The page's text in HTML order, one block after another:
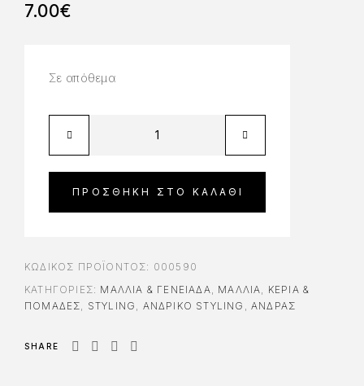
7.00€
Σε απόθεμα
ΠΡΟΣΘΉΚΗ ΣΤΟ ΚΑΛΆΘΙ
ΚΩΔΙΚΌΣ ΠΡΟΪΌΝΤΟΣ: 000590
ΚΑΤΗΓΟΡΊΕΣ: ΜΑΛΛΙΆ & ΓΕΝΕΙΆΔΑ, ΜΑΛΛΙΑ, ΚΕΡΙΆ &
ΠΟΜΆΔΕΣ, STYLING , ΑΝΔΡΙΚΌ STYLING ,ΆΝΔΡΑΣ
SHARE